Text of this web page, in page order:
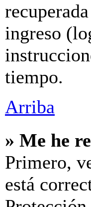
ingreso
tiempo.
Arriba
» Me he
Primero,
está